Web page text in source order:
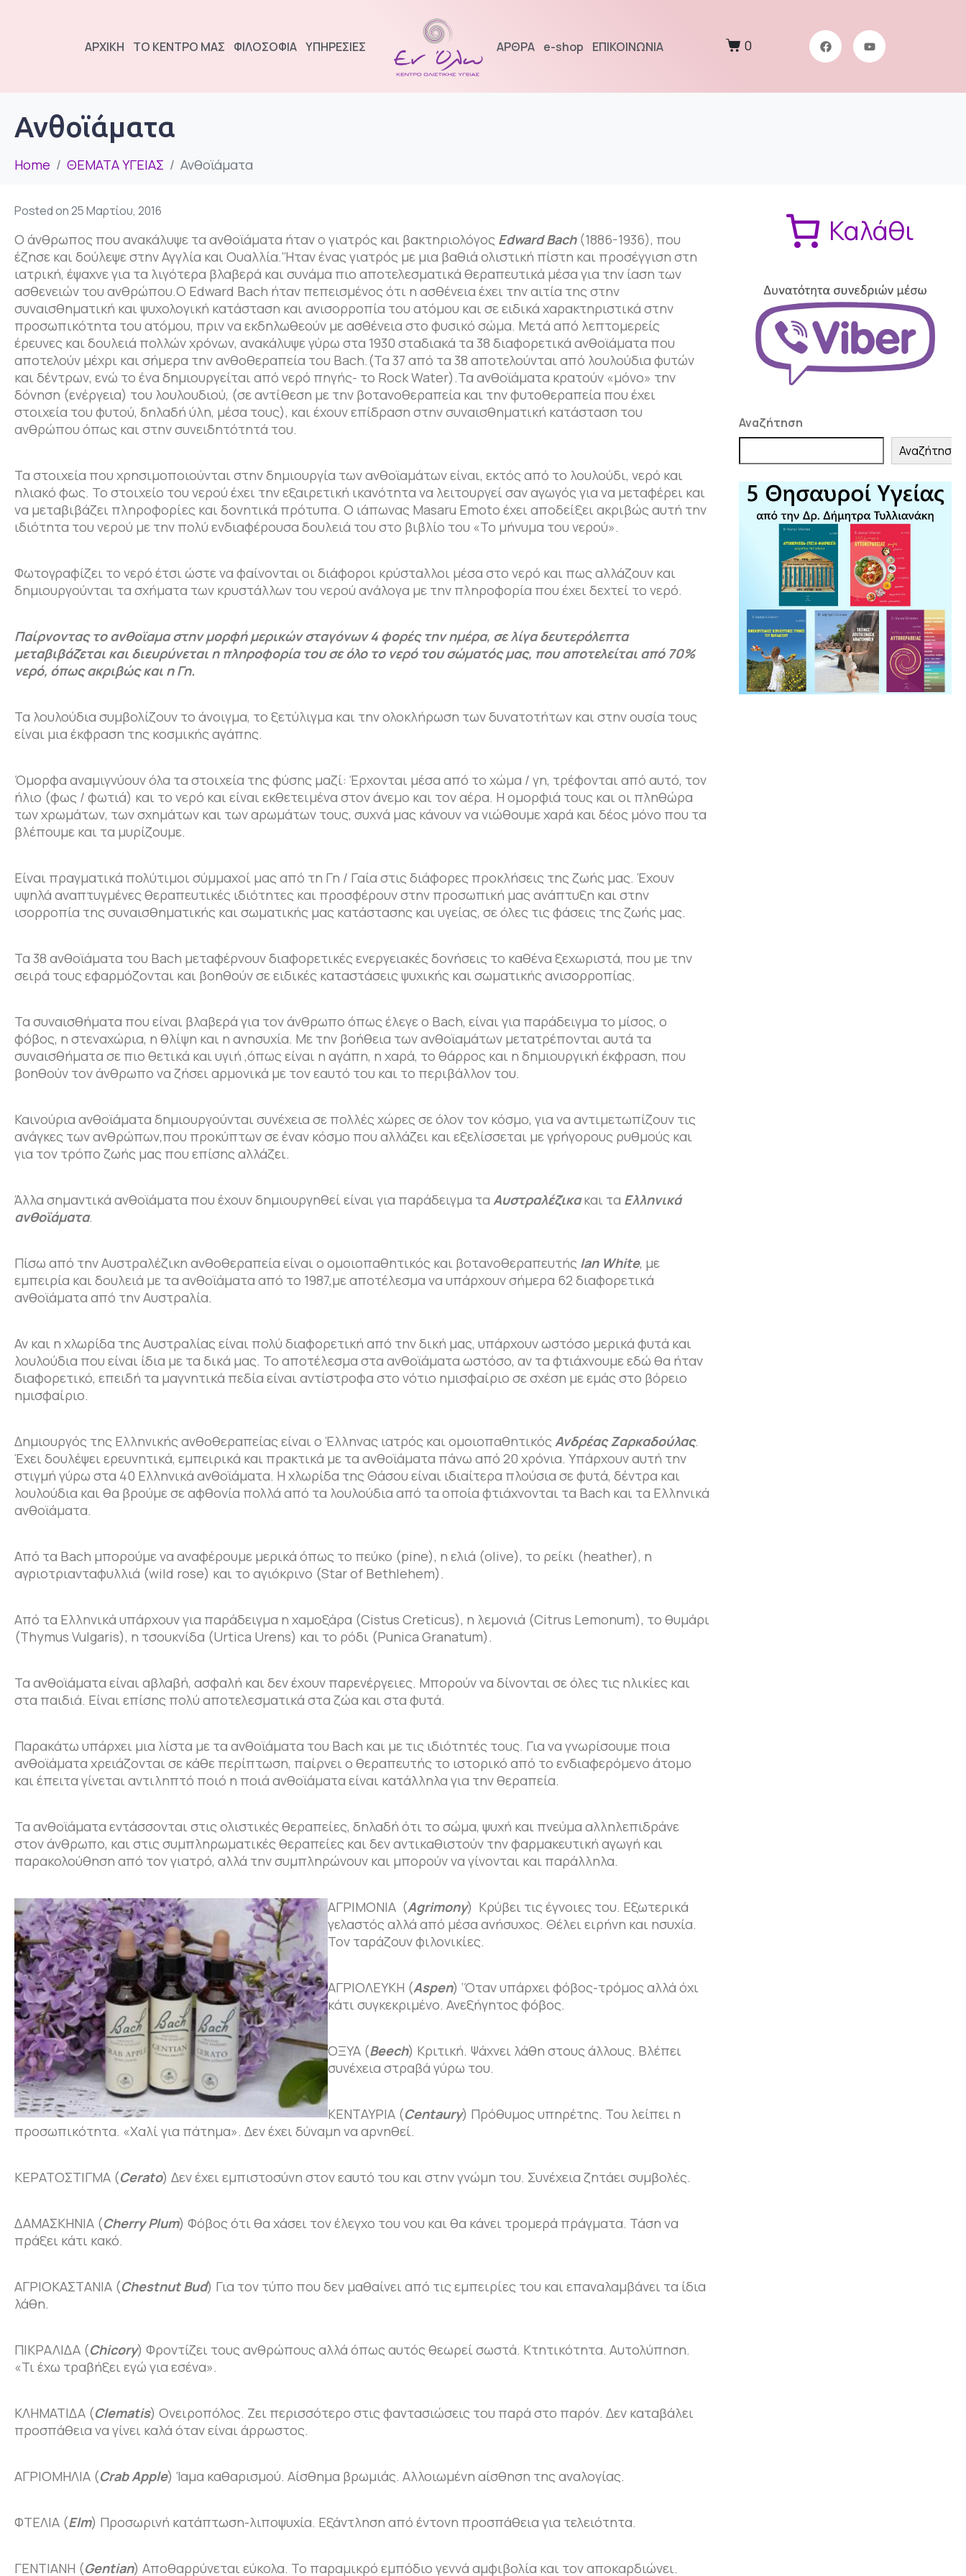
ΑΡΧΙΚΗ ΤΟ ΚΕΝΤΡΟ ΜΑΣ ΦΙΛΟΣΟΦΙΑ ΥΠΗΡΕΣΙΕΣ ΑΡΘΡΑ e-shop ΕΠΙΚΟΙΝΩΝΙΑ 0
Ανθοϊάματα
Home ΘΕΜΑΤΑ ΥΓΕΙΑΣ Ανθοϊάματα
Posted on25 Μαρτίου, 2016
Ο άνθρωπος που ανακάλυψε τα ανθοϊάματα ήταν ο γιατρός και βακτηριολόγος Edward Bach(1886-1936), που
έζησε και δούλεψε στην Αγγλία και Ουαλλία.‘Ήταν ένας γιατρός με μια βαθιά ολιστική πίστη και προσέγγιση στη
ιατρική, έψαχνε για τα λιγότερα βλαβερά και συνάμα πιο αποτελεσματικά θεραπευτικά μέσα για την ίαση των
ασθενειών του ανθρώπου.Ο Edward Bach ήταν πεπεισμένος ότι η ασθένεια έχει την αιτία της στην
συναισθηματική και ψυχολογική κατάσταση και ανισορροπία του ατόμου και σε ειδικά χαρακτηριστικά στην
προσωπικότητα του ατόμου, πριν να εκδηλωθεούν με ασθένεια στο φυσικό σώμα. Μετά από λεπτομερείς
έρευνες και δουλειά πολλών χρόνων, ανακάλυψε γύρω στα 1930 σταδιακά τα 38 διαφορετικά ανθοϊάματα που
αποτελούν μέχρι και σήμερα την ανθοθεραπεία του Bach.(Τα 37 από τα 38 αποτελούνται από λουλούδια φυτών
και δέντρων, ενώ το ένα δημιουργείται από νερό πηγής- το Rock Water).Τα ανθοϊάματα κρατούν «μόνο» την
δόνηση (ενέργεια) του λουλουδιού, (σε αντίθεση με την βοτανοθεραπεία και την φυτοθεραπεία που έχει
στοιχεία του φυτού, δηλαδή ύλη, μέσα τους), και έχουν επίδραση στην συναισθηματική κατάσταση του
ανθρώπου όπως και στην συνειδητότητά του.
Τα στοιχεία που χρησιμοποιούνται στην δημιουργία των ανθοϊαμάτων είναι, εκτός από το λουλούδι, νερό και
ηλιακό φως. Το στοιχείο του νερού έχει την εξαιρετική ικανότητα να λειτουργεί σαν αγωγός για να μεταφέρει και
να μεταβιβάζει πληροφορίες και δονητικά πρότυπα. Ο ιάπωνας Masaru Emoto έχει αποδείξει ακριβώς αυτή την
ιδιότητα του νερού με την πολύ ενδιαφέρουσα δουλειά του στο βιβλίο του «Το μήνυμα του νερού».
Φωτογραφίζει το νερό έτσι ώστε να φαίνονται οι διάφοροι κρύσταλλοι μέσα στο νερό και πως αλλάζουν και
δημιουργούνται τα σχήματα των κρυστάλλων του νερού ανάλογα με την πληροφορία που έχει δεχτεί το νερό.
Παίρνοντας το ανθοϊαμα στην μορφή μερικών σταγόνων 4 φορές την ημέρα, σε λίγα δευτερόλεπτα
μεταβιβάζεται και διευρύνεται η πληροφορία του σε όλο το νερό του σώματός μας, που αποτελείται από 70%
νερό, όπως ακριβώς και η Γη.
Τα λουλούδια συμβολίζουν το άνοιγμα, το ξετύλιγμα και την ολοκλήρωση των δυνατοτήτων και στην ουσία τους
είναι μια έκφραση της κοσμικής αγάπης.
Όμορφα αναμιγνύουν όλα τα στοιχεία της φύσης μαζί: Έρχονται μέσα από το χώμα / γη, τρέφονται από αυτό, τον
ήλιο (φως / φωτιά) και το νερό και είναι εκθετειμένα στον άνεμο και τον αέρα. Η ομορφιά τους και οι πληθώρα
των χρωμάτων, των σχημάτων και των αρωμάτων τους, συχνά μας κάνουν να νιώθουμε χαρά και δέος μόνο που τα
βλέπουμε και τα μυρίζουμε.
Είναι πραγματικά πολύτιμοι σύμμαχοί μας από τη Γη / Γαία στις διάφορες προκλήσεις της ζωής μας. Έχουν
υψηλά αναπτυγμένες θεραπευτικές ιδιότητες και προσφέρουν στην προσωπική μας ανάπτυξη και στην
ισορροπία της συναισθηματικής και σωματικής μας κατάστασης και υγείας, σε όλες τις φάσεις της ζωής μας.
Τα 38 ανθοϊάματα του Bach μεταφέρνουν διαφορετικές ενεργειακές δονήσεις το καθένα ξεχωριστά, που με την
σειρά τους εφαρμόζονται και βοηθούν σε ειδικές καταστάσεις ψυχικής και σωματικής ανισορροπίας.
Τα συναισθήματα που είναι βλαβερά για τον άνθρωπο όπως έλεγε ο Bach, είναι για παράδειγμα το μίσος, ο
φόβος, η στεναχώρια, η θλίψη και η ανησυχία. Με την βοήθεια των ανθοϊαμάτων μετατρέπονται αυτά τα
συναισθήματα σε πιο θετικά και υγιή ,όπως είναι η αγάπη, η χαρά, το θάρρος και η δημιουργική έκφραση, που
βοηθούν τον άνθρωπο να ζήσει αρμονικά με τον εαυτό του και το περιβάλλον του.
Καινούρια ανθοϊάματα δημιουργούνται συνέχεια σε πολλές χώρες σε όλον τον κόσμο, για να αντιμετωπίζουν τις
ανάγκες των ανθρώπων,που προκύπτων σε έναν κόσμο που αλλάζει και εξελίσσεται με γρήγορους ρυθμούς και
για τον τρόπο ζωής μας που επίσης αλλάζει.
Άλλα σημαντικά ανθοϊάματα που έχουν δημιουργηθεί είναι για παράδειγμα τα Αυστραλέζικακαι τα Ελληνικά
ανθοϊάματα.
Πίσω από την Αυστραλέζικη ανθοθεραπεία είναι ο ομοιοπαθητικός και βοτανοθεραπευτής Ian White, με
εμπειρία και δουλειά με τα ανθοϊάματα από το 1987,με αποτέλεσμα να υπάρχουν σήμερα 62 διαφορετικά
ανθοϊάματα από την Αυστραλία.
Αν και η χλωρίδα της Αυστραλίας είναι πολύ διαφορετική από την δική μας, υπάρχουν ωστόσο μερικά φυτά και
λουλούδια που είναι ίδια με τα δικά μας. Το αποτέλεσμα στα ανθοϊάματα ωστόσο, αν τα φτιάχνουμε εδώ θα ήταν
διαφορετικό, επειδή τα μαγνητικά πεδία είναι αντίστροφα στο νότιο ημισφαίριο σε σχέση με εμάς στο βόρειο
ημισφαίριο.
Δημιουργός της Ελληνικής ανθοθεραπείας είναι ο Έλληνας ιατρός και ομοιοπαθητικός Ανδρέας Ζαρκαδούλας.
Έχει δουλέψει ερευνητικά, εμπειρικά και πρακτικά με τα ανθοϊάματα πάνω από 20 χρόνια. Υπάρχουν αυτή την
στιγμή γύρω στα 40 Ελληνικά ανθοϊάματα. Η χλωρίδα της Θάσου είναι ιδιαίτερα πλούσια σε φυτά, δέντρα και
λουλούδια και θα βρούμε σε αφθονία πολλά από τα λουλούδια από τα οποία φτιάχνονται τα Bach και τα Ελληνικά
ανθοϊάματα.
Από τα Bach μπορούμε να αναφέρουμε μερικά όπως το πεύκο (pine), η ελιά (olive), το ρείκι (heather), η
αγριοτριανταφυλλιά (wild rose) και το αγιόκρινο (Star of Bethlehem).
Από τα Ελληνικά υπάρχουν για παράδειγμα η χαμοξάρα (Cistus Creticus), η λεμονιά (Citrus Lemonum), το θυμάρι
(Thymus Vulgaris), η τσουκνίδα (Urtica Urens) και το ρόδι (Punica Granatum).
Τα ανθοϊάματα είναι αβλαβή, ασφαλή και δεν έχουν παρενέργειες. Μπορούν να δίνονται σε όλες τις ηλικίες και
στα παιδιά. Είναι επίσης πολύ αποτελεσματικά στα ζώα και στα φυτά.
Παρακάτω υπάρχει μια λίστα με τα ανθοϊάματα του Bach και με τις ιδιότητές τους. Για να γνωρίσουμε ποια
ανθοϊάματα χρειάζονται σε κάθε περίπτωση, παίρνει ο θεραπευτής το ιστορικό από το ενδιαφερόμενο άτομο
και έπειτα γίνεται αντιληπτό ποιό η ποιά ανθοϊάματα είναι κατάλληλα για την θεραπεία.
Τα ανθοϊάματα εντάσσονται στις ολιστικές θεραπείες, δηλαδή ότι το σώμα, ψυχή και πνεύμα αλληλεπιδράνε
στον άνθρωπο, και στις συμπληρωματικές θεραπείες και δεν αντικαθιστούν την φαρμακευτική αγωγή και
παρακολούθηση από τον γιατρό, αλλά την συμπληρώνουν και μπορούν να γίνονται και παράλληλα.
ΑΓΡΙΜΟΝΙΑ (Agrimony) Κρύβει τις έγνοιες του. Εξωτερικά
γελαστός αλλά από μέσα ανήσυχος. Θέλει ειρήνη και ησυχία.
Τον ταράζουν φιλονικίες.
ΑΓΡΙΟΛΕΥΚΗ (Aspen) ‘Όταν υπάρχει φόβος-τρόμος αλλά όχι
κάτι συγκεκριμένο. Ανεξήγητος φόβος.
ΟΞΥΑ (Beech) Κριτική. Ψάχνει λάθη στους άλλους. Βλέπει
συνέχεια στραβά γύρω του.
ΚΕΝΤΑΥΡΙΑ (Centaury) Πρόθυμος υπηρέτης. Του λείπει η
προσωπικότητα. «Χαλί για πάτημα». Δεν έχει δύναμη να αρνηθεί.
ΚΕΡΑΤΟΣΤΙΓΜΑ (Cerato) Δεν έχει εμπιστοσύνη στον εαυτό του και στην γνώμη του. Συνέχεια ζητάει συμβολές.
ΔΑΜΑΣΚΗΝΙΑ (Cherry Plum) Φόβος ότι θα χάσει τον έλεγχο του νου και θα κάνει τρομερά πράγματα. Τάση να
πράξει κάτι κακό.
ΑΓΡΙΟΚΑΣΤΑΝΙΑ (Chestnut Bud) Για τον τύπο που δεν μαθαίνει από τις εμπειρίες του και επαναλαμβάνει τα ίδια
λάθη.
ΠΙΚΡΑΛΙΔΑ (Chicory) Φροντίζει τους ανθρώπους αλλά όπως αυτός θεωρεί σωστά. Κτητικότητα. Αυτολύπηση.
«Τι έχω τραβήξει εγώ για εσένα».
ΚΛΗΜΑΤΙΔΑ (Clematis) Ονειροπόλος. Ζει περισσότερο στις φαντασιώσεις του παρά στο παρόν. Δεν καταβάλει
προσπάθεια να γίνει καλά όταν είναι άρρωστος.
ΑΓΡΙΟΜΗΛΙΑ (Crab Apple) Ίαμα καθαρισμού. Αίσθημα βρωμιάς. Αλλοιωμένη αίσθηση της αναλογίας.
ΦΤΕΛΙΑ (Elm) Προσωρινή κατάπτωση-λιποψυχία. Εξάντληση από έντονη προσπάθεια για τελειότητα.
ΓΕΝΤΙΑΝΗ (Gentian) Αποθαρρύνεται εύκολα. Το παραμικρό εμπόδιο γεννά αμφιβολία και τον αποκαρδιώνει.
Καλάθι
Αναζήτηση
Αναζήτηση